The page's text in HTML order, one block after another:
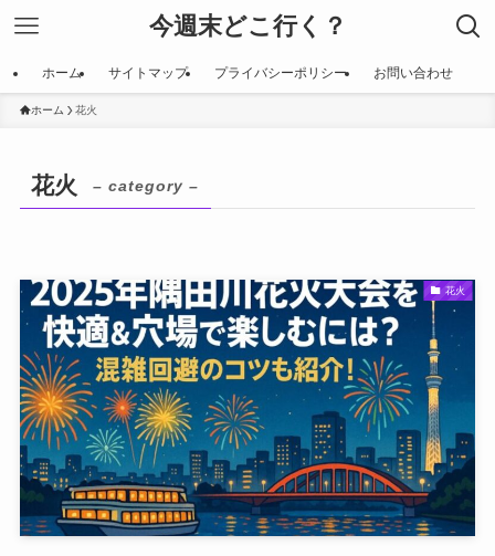
今週末どこ行く？
ホーム サイトマップ プライバシーポリシー お問い合わせ
ホーム 花火
花火 – category –
花火